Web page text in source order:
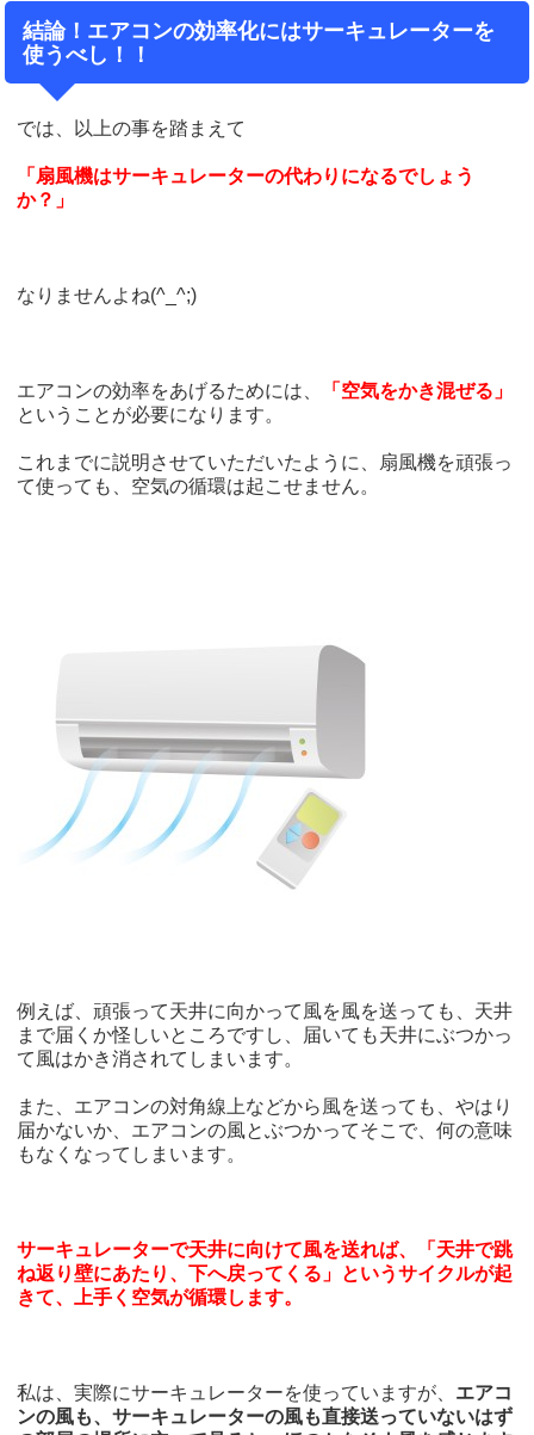
結論！エアコンの効率化にはサーキュレーターを
使うべし！！
では、以上の事を踏まえて
「扇風機はサーキュレーターの代わりになるでしょう
か？」
なりませんよね(^_^;)
エアコンの効率をあげるためには、
「空気をかき混ぜる」
ということが必要になります。
これまでに説明させていただいたように、扇風機を頑張っ
て使っても、空気の循環は起こせません。
例えば、頑張って天井に向かって風を風を送っても、天井
まで届くか怪しいところですし、届いても天井にぶつかっ
て風はかき消されてしまいます。
また、エアコンの対角線上などから風を送っても、やはり
届かないか、エアコンの風とぶつかってそこで、何の意味
もなくなってしまいます。
サーキュレーターで天井に向けて風を送れば、「天井で跳
ね返り壁にあたり、下へ戻ってくる」というサイクルが起
きて、上手く空気が循環します。
私は、実際にサーキュレーターを使っていますが、 エアコ
ンの風も、サーキュレーターの風も直接送っていないはず